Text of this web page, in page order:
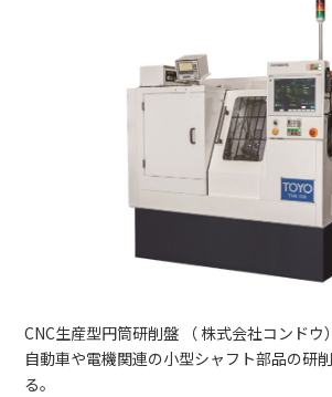
CNC生産型円筒研削盤 （ 株式会社コンドウ）
自動車や電機関連の小型シャフト部品の研
る。